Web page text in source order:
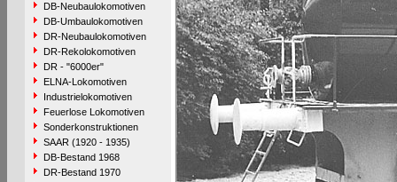
DB-Neubaulokomotiven
DB-Umbaulokomotiven
DR-Neubaulokomotiven
DR-Rekolokomotiven
DR - "6000er"
ELNA-Lokomotiven
Industrielokomotiven
Feuerlose Lokomotiven
Sonderkonstruktionen
SAAR (1920 - 1935)
DB-Bestand 1968
DR-Bestand 1970